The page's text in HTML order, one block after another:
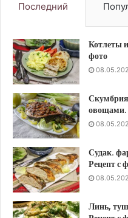
Последний
Котлеты
фото
овощами.
Судак.
Рецепт с
Линь,